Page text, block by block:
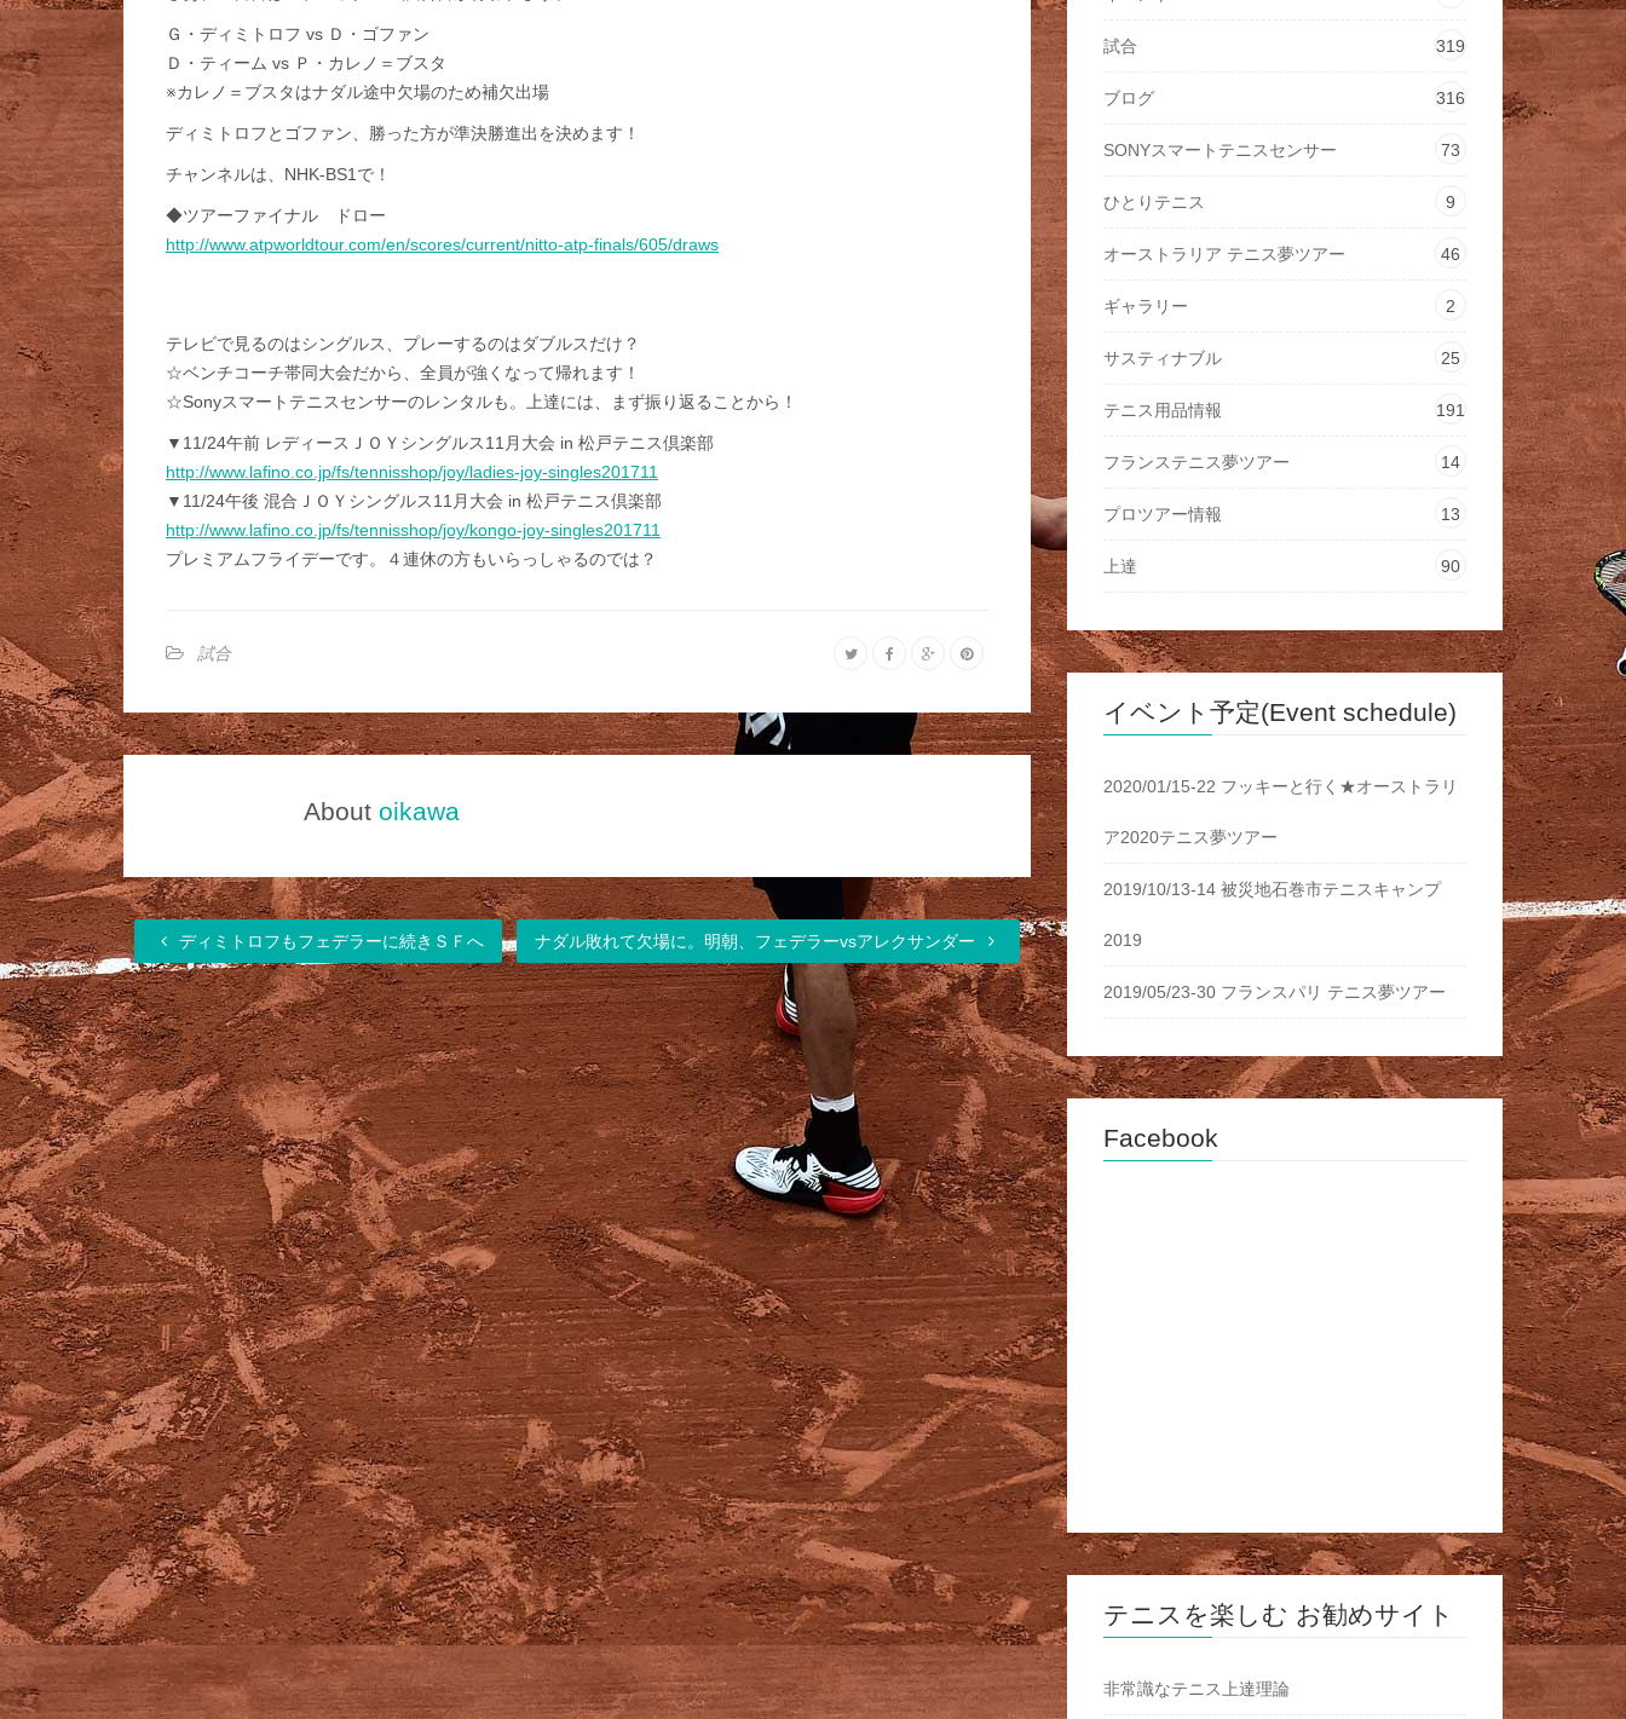
Ｇ・ディミトロフ vs Ｄ・ゴファン
Ｄ・ティーム vs Ｐ・カレノ＝ブスタ
※カレノ＝ブスタはナダル途中欠場のため補欠出場
ディミトロフとゴファン、勝った方が準決勝進出を決めます！
チャンネルは、NHK-BS1で！
◆ツアーファイナル ドロー
http://www.atpworldtour.com/en/scores/current/nitto-atp-finals/605/draws
テレビで見るのはシングルス、プレーするのはダブルスだけ？
☆ベンチコーチ帯同大会だから、全員が強くなって帰れます！
☆Sonyスマートテニスセンサーのレンタルも。上達には、まず振り返ることから！
▼11/24午前 レディースＪＯＹシングルス11月大会 in 松戸テニス倶楽部
http://www.lafino.co.jp/fs/tennisshop/joy/ladies-joy-singles201711
▼11/24午後 混合ＪＯＹシングルス11月大会 in 松戸テニス倶楽部
http://www.lafino.co.jp/fs/tennisshop/joy/kongo-joy-singles201711
プレミアムフライデーです。４連休の方もいらっしゃるのでは？
試合
About oikawa
ディミトロフもフェデラーに続きＳＦへ ナダル敗れて欠場に。明朝、フェデラーvsアレクサンダー
試合 319
ブログ 316
SONYスマートテニスセンサー 73
ひとりテニス 9
オーストラリア テニス夢ツアー 46
ギャラリー 2
サスティナブル 25
テニス用品情報 191
フランステニス夢ツアー 14
プロツアー情報 13
上達 90
イベント予定(Event schedule)
2020/01/15-22 フッキーと行く★オーストラリ
ア2020テニス夢ツアー
2019/10/13-14 被災地石巻市テニスキャンプ
2019
2019/05/23-30 フランスパリ テニス夢ツアー
Facebook
テニスを楽しむ お勧めサイト
非常識なテニス上達理論